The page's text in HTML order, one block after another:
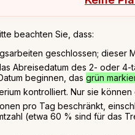
beachten Sie, dass:
geschlossen; dieser
Abreisedatum des 2- oder
beginnen, das grün
kontrolliert. Nur sie
pro Tag beschränkt,
(etwa 60 % sind für das